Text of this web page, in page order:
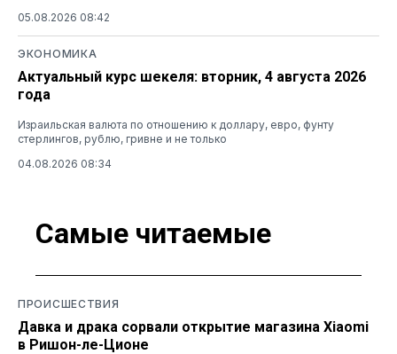
05.08.2026 08:42
ЭКОНОМИКА
Актуальный курс шекеля: вторник, 4 августа 2026
года
Израильская валюта по отношению к доллару, евро, фунту
стерлингов, рублю, гривне и не только
04.08.2026 08:34
Самые читаемые
ПРОИСШЕСТВИЯ
Давка и драка сорвали открытие магазина Xiaomi
в Ришон-ле-Ционе